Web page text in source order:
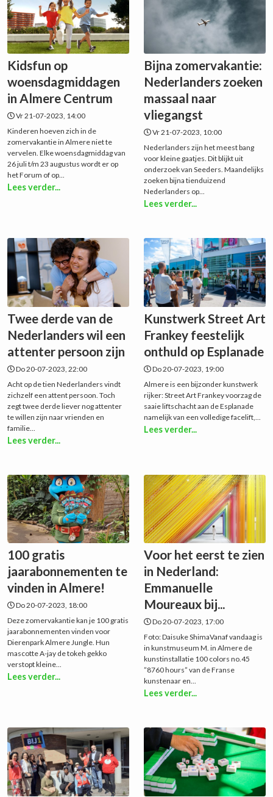
Kidsfun op
woensdagmiddagen
in Almere Centrum
Vr 21-07-2023, 14:00
Kinderen hoeven zich in de
zomervakantie in Almere niet te
vervelen. Elke woensdagmiddag van
26 juli t/m 23 augustus wordt er op
het Forum of op...
Lees verder...
Bijna zomervakantie:
Nederlanders zoeken
massaal naar
vliegangst
Vr 21-07-2023, 10:00
Nederlanders zijn het meest bang
voor kleine gaatjes. Dit blijkt uit
onderzoek van Seeders. Maandelijks
zoeken bijna tienduizend
Nederlanders op...
Lees verder...
Twee derde van de
Nederlanders wil een
attenter persoon zijn
Do 20-07-2023, 22:00
Acht op de tien Nederlanders vindt
zichzelf een attent persoon. Toch
zegt twee derde liever nog attenter
te willen zijn naar vrienden en
familie...
Lees verder...
Kunstwerk Street Art
Frankey feestelijk
onthuld op Esplanade
Do 20-07-2023, 19:00
Almere is een bijzonder kunstwerk
rijker: Street Art Frankey voorzag de
saaie liftschacht aan de Esplanade
namelijk van een volledige facelift,...
Lees verder...
100 gratis
jaarabonnementen te
vinden in Almere!
Do 20-07-2023, 18:00
Deze zomervakantie kan je 100 gratis
jaarabonnementen vinden voor
Dierenpark Almere Jungle. Hun
mascotte A-jay de tokeh gekko
verstopt kleine...
Lees verder...
Voor het eerst te zien
in Nederland:
Emmanuelle
Moureaux bij...
Do 20-07-2023, 17:00
Foto: Daisuke ShimaVanaf vandaag is
in kunstmuseum M. in Almere de
kunstinstallatie 100 colors no.45
”8760 hours” van de Franse
kunstenaar en...
Lees verder...